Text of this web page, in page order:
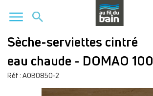
Aller
contenu
principal
Sèche-serviettes cintré
eau chaude - DOMAO 100
Réf : AOB0850-2